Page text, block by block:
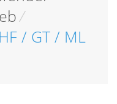
/
/ GT / ML